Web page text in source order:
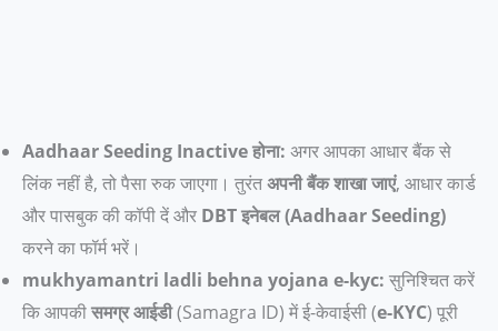
Aadhaar Seeding Inactive होना: अगर आपका आधार बैंक से
लिंक नहीं है, तो पैसा रुक जाएगा। तुरंतअपनी बैंक शाखा जाएं, आधार कार्ड
और पासबुक की कॉपी दें और DBT इनेबल (Aadhaar Seeding)
करने का फॉर्म भरें।
mukhyamantri ladli behna yojana e-kyc: सुनिश्चित करें
कि आपकीसमग्र आईडी(Samagra ID) में ई-केवाईसी (e-KYC) पूरी